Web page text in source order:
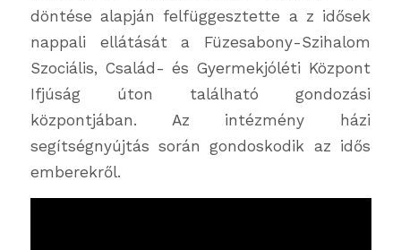
döntése alapján felfüggesztette a z idősek
nappali ellátását a Füzesabony-Szihalom
Szociális, Család- és Gyermekjóléti Központ
Ifjúság úton található gondozási
központjában. Az intézmény házi
segítségnyújtás során gondoskodik az idős
emberekről.